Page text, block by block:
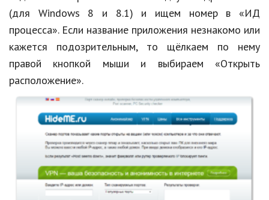
(для Windows 8 и 8.1) и ищем номер в «ИД
процесса». Если название приложения незнакомо или
кажется подозрительным, то щёлкаем по нему
правой кнопкой мыши и выбираем «Открыть
расположение».